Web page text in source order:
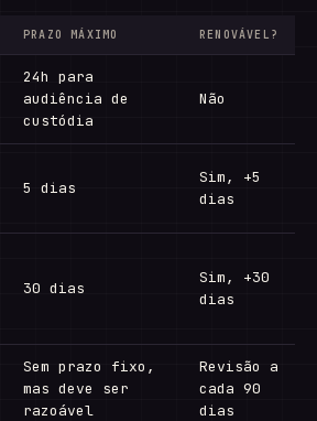
PRAZO MÁXIMO RENOVÁVEL?
24h para
audiência de
custódia
Não
5 dias
Sim, +5
dias
30 dias
Sim, +30
dias
Sem prazo fixo,
mas deve ser
razoável
Revisão a
cada 90
dias